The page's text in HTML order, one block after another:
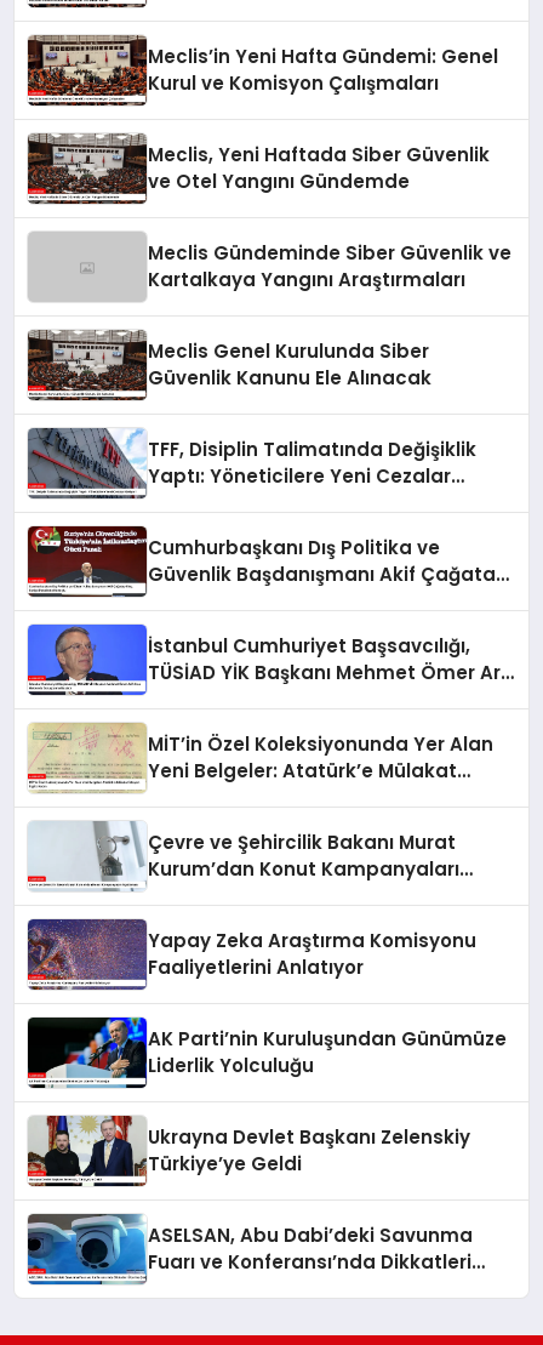
Meclis’in Yeni Hafta Gündemi: Genel
Kurul ve Komisyon Çalışmaları
Meclis, Yeni Haftada Siber Güvenlik
ve Otel Yangını Gündemde
Meclis Gündeminde Siber Güvenlik ve
Kartalkaya Yangını Araştırmaları
Meclis Genel Kurulunda Siber
Güvenlik Kanunu Ele Alınacak
TFF, Disiplin Talimatında Değişiklik
Yaptı: Yöneticilere Yeni Cezalar
Cumhurbaşkanı Dış Politika ve
Güvenlik Başdanışmanı Akif Çağatay
İstanbul Cumhuriyet Başsavcılığı,
TÜSİAD YİK Başkanı Mehmet Ömer Arif
MİT’in Özel Koleksiyonunda Yer Alan
Yeni Belgeler: Atatürk’e Mülakat
Çevre ve Şehircilik Bakanı Murat
Kurum’dan Konut Kampanyaları
Yapay Zeka Araştırma Komisyonu
Faaliyetlerini Anlatıyor
AK Parti’nin Kuruluşundan Günümüze
Liderlik Yolculuğu
Ukrayna Devlet Başkanı Zelenskiy
Türkiye’ye Geldi
ASELSAN, Abu Dabi’deki Savunma
Fuarı ve Konferansı’nda Dikkatleri